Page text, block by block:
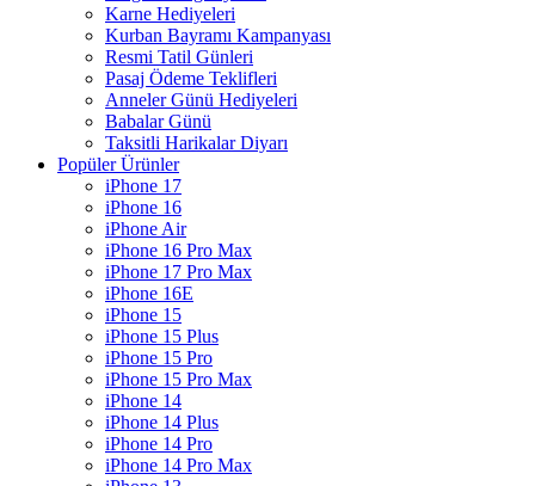
Karne Hediyeleri
Kurban Bayramı Kampanyası
Resmi Tatil Günleri
Pasaj Ödeme Teklifleri
Anneler Günü Hediyeleri
Babalar Günü
Taksitli Harikalar Diyarı
Popüler Ürünler
iPhone 17
iPhone 16
iPhone Air
iPhone 16 Pro Max
iPhone 17 Pro Max
iPhone 16E
iPhone 15
iPhone 15 Plus
iPhone 15 Pro
iPhone 15 Pro Max
iPhone 14
iPhone 14 Plus
iPhone 14 Pro
iPhone 14 Pro Max